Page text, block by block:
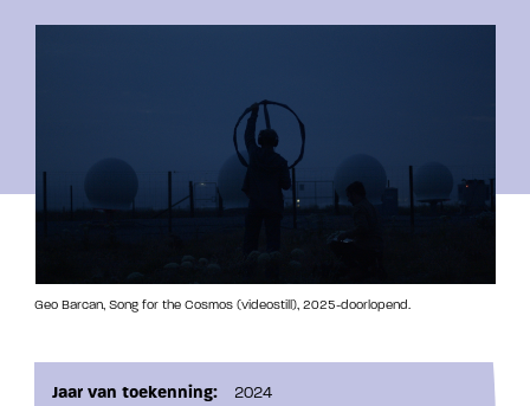
Geo Barcan, Song for the Cosmos (videostill), 2025-doorlopend.
Jaar van toekenning:
2024